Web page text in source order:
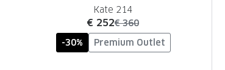
Kate 214
nu:
€ 252was:
€ 360
-30%
Premium Outlet